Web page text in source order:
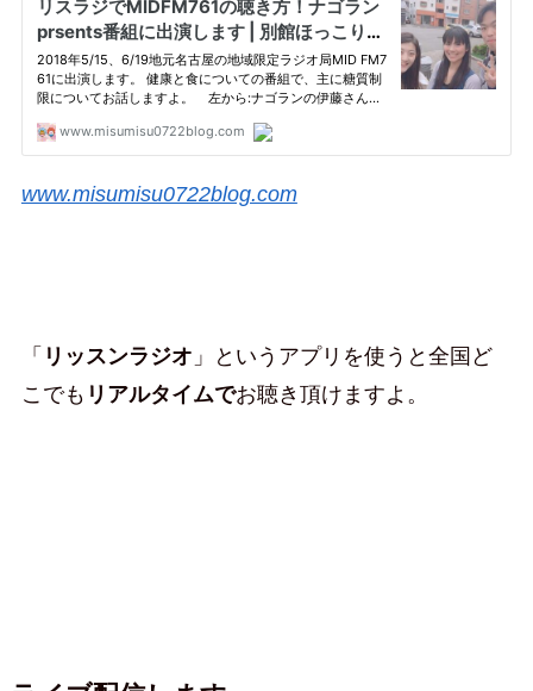
www.misumisu0722blog.com
「 リッスンラジオ 」というアプリを使うと全国ど
こでも リアルタイムでお聴き頂けますよ。